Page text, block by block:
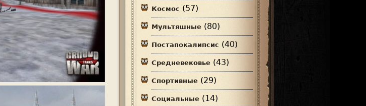
Космос (57)
Мультяшные (80)
Постапокалипсис (40)
Средневековье (43)
Спортивные (29)
Социальные (14)